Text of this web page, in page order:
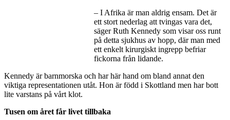
– I Afrika är man aldrig ensam. Det är
ett stort nederlag att tvingas vara det,
säger Ruth Kennedy som visar oss runt
på detta sjukhus av hopp, där man med
ett enkelt kirurgiskt ingrepp befriar
fickorna från lidande.
Kennedy är barnmorska och har här hand om bland annat den
viktiga representationen utåt. Hon är född i Skottland men har bott
lite varstans på vårt klot.
Tusen om året får livet tillbaka